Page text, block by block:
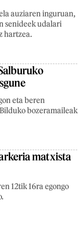
auziaren inguruan,
senideek udalari
hartzea.
eta beren
bozeramaileak
matxista
12tik 16ra egongo